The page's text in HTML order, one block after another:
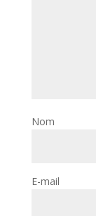
Nom
E-mail